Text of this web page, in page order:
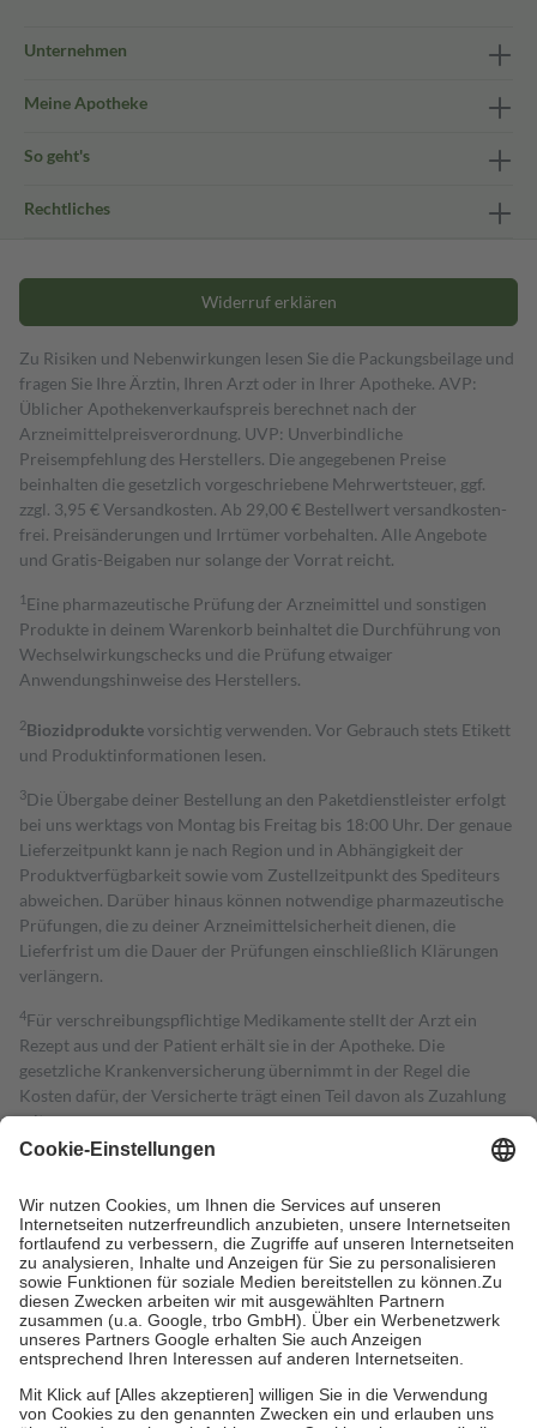
Unternehmen
Meine Apotheke
So geht's
Rechtliches
Widerruf erklären
Zu Risiken und Nebenwirkungen lesen Sie die Packungsbeilage und
fragen Sie Ihre Ärztin, Ihren Arzt oder in Ihrer Apotheke. AVP:
Üblicher Apothekenverkaufspreis berechnet nach der
Arzneimittelpreisverordnung. UVP: Unverbindliche
Preisempfehlung des Herstellers. Die angegebenen Preise
beinhalten die gesetzlich vorgeschriebene Mehrwertsteuer, ggf.
zzgl. 3,95 € Versandkosten. Ab 29,00 € Bestell­wert versand­kosten­
frei. Preisänderungen und Irrtümer vorbehalten. Alle Angebote
und Gratis-Beigaben nur solange der Vorrat reicht.
1 Eine pharmazeutische Prüfung der Arzneimittel und sonstigen
Produkte in deinem Warenkorb beinhaltet die Durchführung von
Wechselwirkungschecks und die Prüfung etwaiger
Anwendungshinweise des Herstellers.
2Biozidproduktevorsichtig verwenden. Vor Gebrauch stets Etikett
und Produktinformationen lesen.
3Die Übergabe deiner Bestellung an den Paketdienstleister erfolgt
bei uns werktags von Montag bis Freitag bis 18:00 Uhr. Der genaue
Lieferzeitpunkt kann je nach Region und in Abhängigkeit der
Produktverfügbarkeit sowie vom Zustellzeitpunkt des Spediteurs
abweichen. Darüber hinaus können notwendige pharmazeutische
Prüfungen, die zu deiner Arzneimittelsicherheit dienen, die
Lieferfrist um die Dauer der Prüfungen einschließlich Klärungen
verlängern.
4Für verschreibungspflichtige Medikamente stellt der Arzt ein
Rezept aus und der Patient erhält sie in der Apotheke. Die
gesetzliche Krankenversicherung übernimmt in der Regel die
Kosten dafür, der Versicherte trägt einen Teil davon als Zuzahlung
mit.
Grundsätzlich leisten Mitglieder Zuzahlungen in Höhe von zehn
höchstens zehn Euro.
Es sind jedoch nie mehr als die tatsächlichen
Kosten der Leistung zu entrichten.
Diese Regeln gelten grundsätzlich auch für Online-Apotheken.
Bei Heilmitteln und häuslicher Krankenpflege beträgt die
Zuzahlung zehn Prozent der Kosten sowie zehn Euro je
Verordnung.
Um das Engagement der Versicherten für ihre eigene Gesundheit zu
stärken und die besondere Stellung der Familie zu unterstützen,
fallenkeine Zuzahlungenan bei:
• Kindern und Jugendlichen bis zum vollendeten 18. Lebensjahr